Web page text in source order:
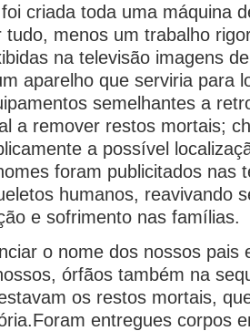
criada toda uma máquina
tudo, menos um trabalho
na televisão imagens
aparelho que serviria para
semelhantes a
a remover restos mortais;
a possível
foram publicitados nas
humanos, reavivando
e sofrimento nas famílias.
o nome dos nossos pais
órfãos também na
os restos mortais,
entregues corpos